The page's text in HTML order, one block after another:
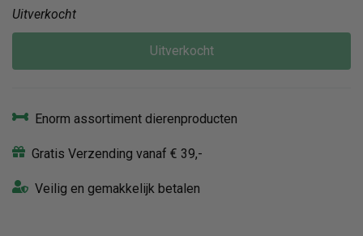
Uitverkocht
Uitverkocht
Enorm assortiment dierenproducten
Gratis Verzending vanaf € 39,-
Veilig en gemakkelijk betalen